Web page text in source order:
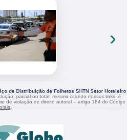
›
de Distribuição de Folhetos SHTN Setor Hoteleiro
parcial ou total, mesmo citando nossos links, é
de violação de direito autoral – artigo 184 do Código